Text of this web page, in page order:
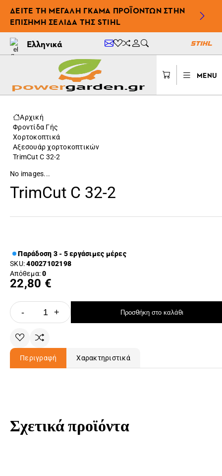
ΔΕΊΤΕ ΤΗ ΜΕΓΆΛΗ ΓΚΆΜΑ ΠΡΟΪΌΝΤΩΝ ΣΤΗΝ
ΕΠΊΣΗΜΗ ΣΕΛΊΔΑ ΤΗΣ STIHL
Ελληνικά
MENU
Αρχική
Φροντίδα Γής
Χορτοκοπτικά
Αξεσουάρ χορτοκοπτικών
TrimCut C 32-2
No images...
TrimCut C 32-2
Παράδοση 3 - 5 εργάσιμες μέρες
SKU:40027102198
Απόθεμα:0
22,80 €
- + Προσθήκη στο καλάθι
Περιγραφή Χαρακτηριστικά
Σχετικά προϊόντα